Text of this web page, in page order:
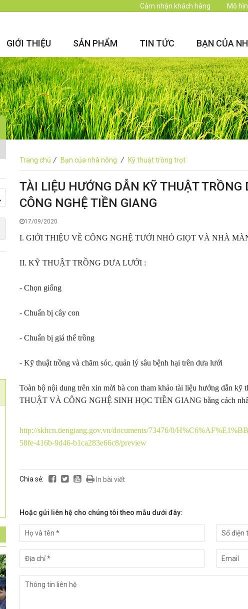
Cảm nhận khách hàng Mô
GIỚI THIỆU SẢN PHẨM TIN TỨC BẠN CỦA
Trang chủ / Bạn của nhà nông / Kỹ thuật trồng trọt
TÀI LIỆU HƯỚNG DẪN KỸ THUẬT TRỒNG
CÔNG NGHỆ TIỀN GIANG
17/09/2020
I. GIỚI THIỆU VỀ CÔNG NGHỆ TƯỚI NHỎ GIỌT VÀ NHÀ
II. KỸ THUẬT TRỒNG DƯA LƯỚI :
- Chọn giống
- Chuẩn bị cây con
- Chuẩn bị giá thể trồng
- Kỹ thuật trồng và chăm sóc, quản lý sâu bệnh hại trên dưa lưới
Toàn bộ nội dung trên xin mời bà con tham khảo tài liệu hướng dẫn
THUẬT VÀ CÔNG NGHỆ SINH HỌC TIỀN GIANG bằng cách
http://skhcn.tiengiang.gov.vn/documents/73476/0/
58fe-416b-9d46-b1ca283e66c8/preview
Chia sẻ: In bài viết
Hoặc gửi liên hệ cho chúng tôi theo mẫu dưới đây: